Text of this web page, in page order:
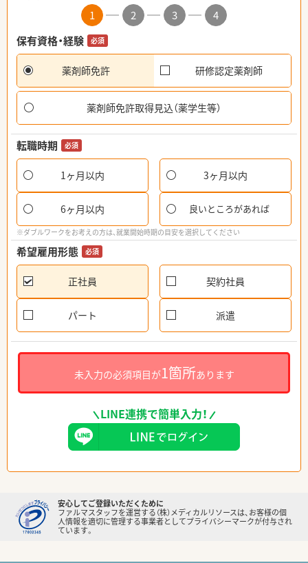
1 2 3
4
保有資格・経験
必須
薬剤師免許 研修認定薬剤師
薬剤師免許取得見込（薬学生等）
転職時期 必須
1ヶ月以内 3ヶ月以内
6ヶ月以内 良いところがあれば
※ダブルワークをお考えの方は、就業開始時期の目安を選択してください
希望雇用形態 必須
正社員 契約社員
パート 派遣
未入力の必須項目が1箇所あります
LINE連携で簡単入力！
安心してご登録いただくために
ファルマスタッフを運営する（株）メディカルリソースは、お客様の個
人情報を適切に管理する事業者としてプライバシーマークが付与され
ています。